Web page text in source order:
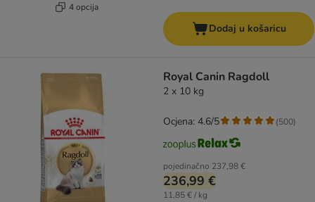
4 opcija
Dodaj u košaricu
Royal Canin Ragdoll
2 x 10 kg
pojedinačno 237,98 €
236,99 €
11,85 € / kg
Ocjena: 4.6/5 (500)